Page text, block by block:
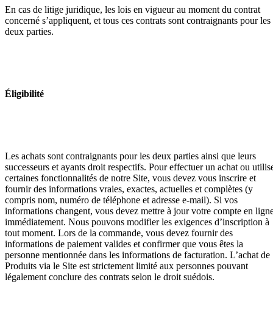
En cas de litige juridique, les lois en vigueur au moment du contrat
concerné s’appliquent, et tous ces contrats sont contraignants pour les
deux parties.
Éligibilité
Les achats sont contraignants pour les deux parties ainsi que leurs
successeurs et ayants droit respectifs. Pour effectuer un achat ou
certaines fonctionnalités de notre Site, vous devez vous inscrire et
fournir des informations vraies, exactes, actuelles et complètes (y
compris nom, numéro de téléphone et adresse e-mail). Si vos
informations changent, vous devez mettre à jour votre compte en
immédiatement. Nous pouvons modifier les exigences d’inscription à
tout moment. Lors de la commande, vous devez fournir des
informations de paiement valides et confirmer que vous êtes la
personne mentionnée dans les informations de facturation. L’achat de
Produits via le Site est strictement limité aux personnes pouvant
légalement conclure des contrats selon le droit suédois.